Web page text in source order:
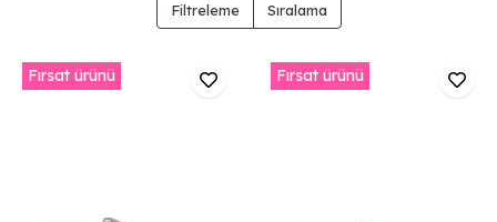
Filtreleme Sıralama
Fırsat ürünü Fırsat ürünü